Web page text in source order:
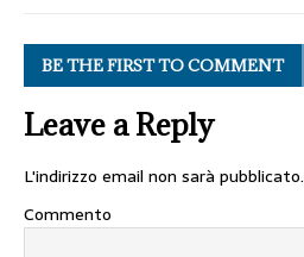
BE THE FIRST TO COMMENT
Leave a Reply
L'indirizzo email non sarà pubblicato.
Commento